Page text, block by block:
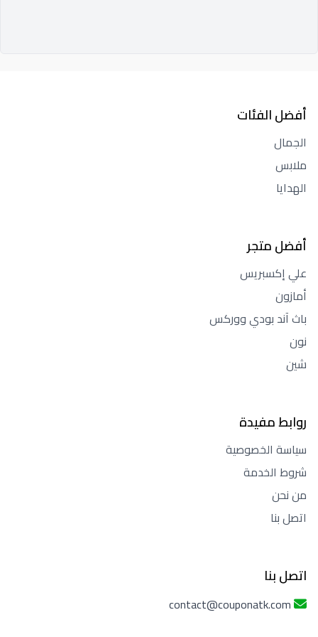
أفضل الفئات
الجمال
ملابس
الهدايا
أفضل متجر
علي إكسبريس
أمازون
باث آند بودي ووركس
نون
شين
روابط مفيدة
سياسة الخصوصية
شروط الخدمة
من نحن
اتصل بنا
اتصل بنا
contact@couponatk.com